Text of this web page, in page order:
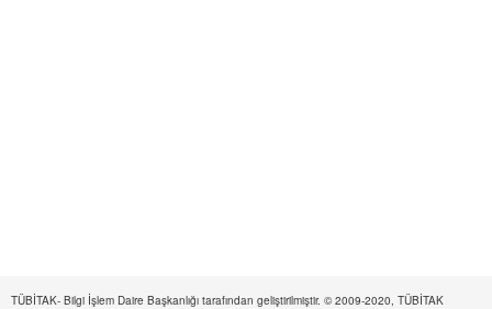
TÜBİTAK- Bilgi İşlem Daire Başkanlığı tarafından geliştirilmiştir. © 2009-2020, TÜBİTAK